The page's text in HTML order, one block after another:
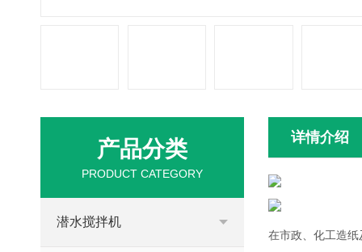
详情介绍
在市政、化工造
产品分类
PRODUCT CATEGORY
潜水搅拌机